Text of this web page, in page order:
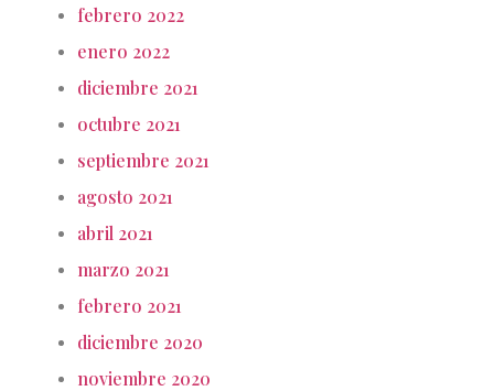
febrero 2022
enero 2022
diciembre 2021
octubre 2021
septiembre 2021
agosto 2021
abril 2021
marzo 2021
febrero 2021
diciembre 2020
noviembre 2020